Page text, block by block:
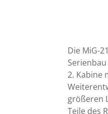
Die MiG-
2. Kabine
größeren
Teile des